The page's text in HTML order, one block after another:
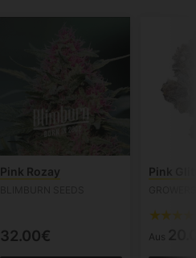
Pink Rozay
32.00€
Pink
Aus